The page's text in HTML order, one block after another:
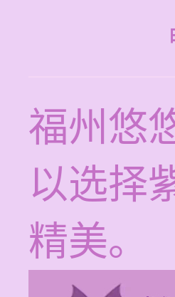
福州悠
以选择
精美。